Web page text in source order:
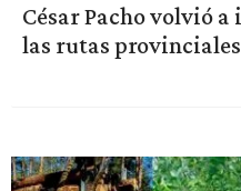
César Pacho volvió
las rutas provinciales